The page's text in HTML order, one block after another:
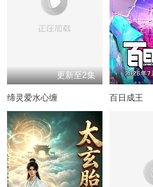
更新至2集
缔灵爱水心缠 百日成王